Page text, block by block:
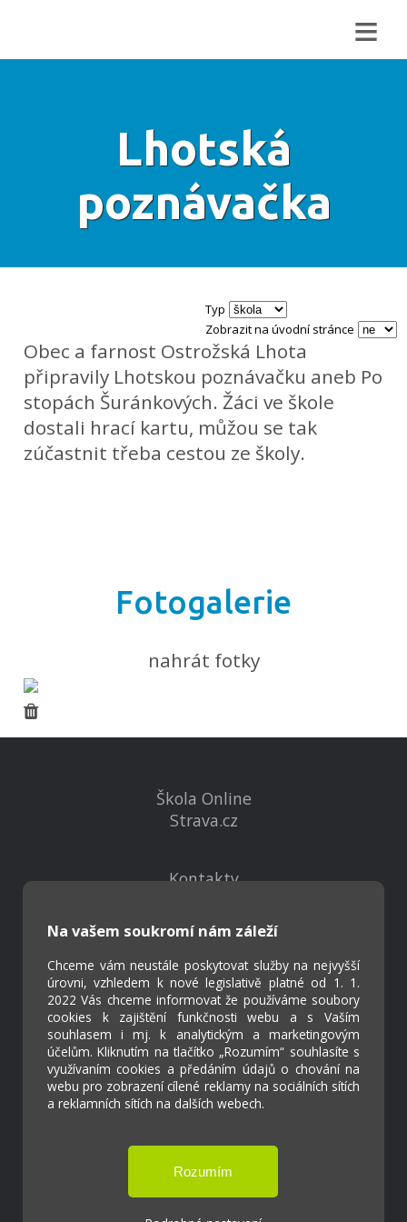
≡
Lhotská
poznávačka
Typ
Zobrazit na úvodní stránce
Obec a farnost Ostrožská Lhota
připravily Lhotskou poznávačku aneb Po
stopách Šuránkových. Žáci ve škole
dostali hrací kartu, můžou se tak
zúčastnit třeba cestou ze školy.
Fotogalerie
nahrát fotky
Na vašem soukromí nám záleží
Chceme vám neustále poskytovat služby na nejvyšší
úrovni, vzhledem k nové legislativě platné od 1. 1.
2022 Vás chceme informovat že používáme soubory
cookies k zajištění funkčnosti webu a s Vaším
souhlasem i mj. k analytickým a marketingovým
účelům. Kliknutím na tlačítko „Rozumím“ souhlasíte s
využívaním cookies a předáním údajů o chování na
webu pro zobrazení cílené reklamy na sociálních sítích
a reklamních sítích na dalších webech.
Škola Online
Strava.cz
Kontakty
Virtuální prohlídka
Cookies
Přístupnost
Přihlášení
Základní škola a Mateřská škola Ostrožská
Lhota